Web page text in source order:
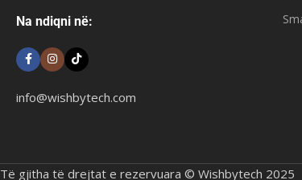
Na ndiqni në:
info@wishbytech.com
Të gjitha të drejtat e rezervuara © Wishbytech 2025